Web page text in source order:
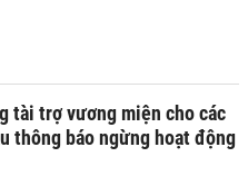
tài trợ vương miện cho các
thông báo ngừng hoạt động